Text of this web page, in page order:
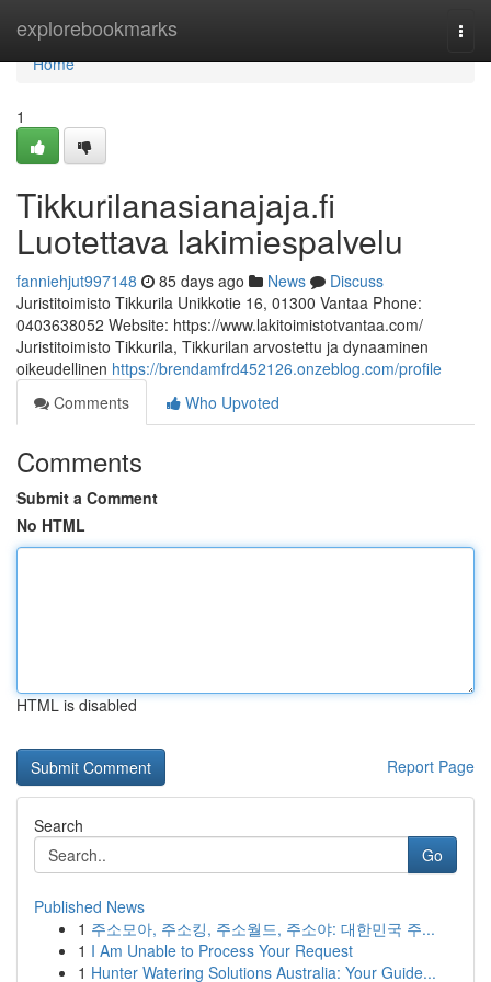
explorebookmarks
Home
Home
1
Tikkurilanasianajaja.fi
Luotettava lakimiespalvelu
fanniehjut997148 85 days ago News
Discuss
Juristitoimisto Tikkurila Unikkotie 16, 01300 Vantaa Phone:
0403638052 Website: https://www.lakitoimistotvantaa.com/
Juristitoimisto Tikkurila, Tikkurilan arvostettu ja dynaaminen
oikeudellinen https://brendamfrd452126.onzeblog.com/profile
Comments
Who Upvoted
Comments
Submit a Comment
No HTML
HTML is disabled
Report Page
Search
Go
Published News
1 주소모아, 주소킹, 주소월드, 주소야: 대한민국 주...
1 I Am Unable to Process Your Request
1 Hunter Watering Solutions Australia: Your Guide...